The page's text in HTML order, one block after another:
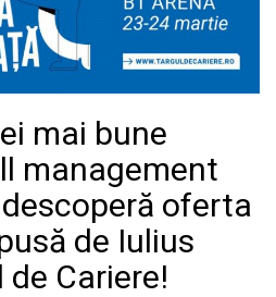
mai bune
management
oferta
de Iulius
de Cariere!